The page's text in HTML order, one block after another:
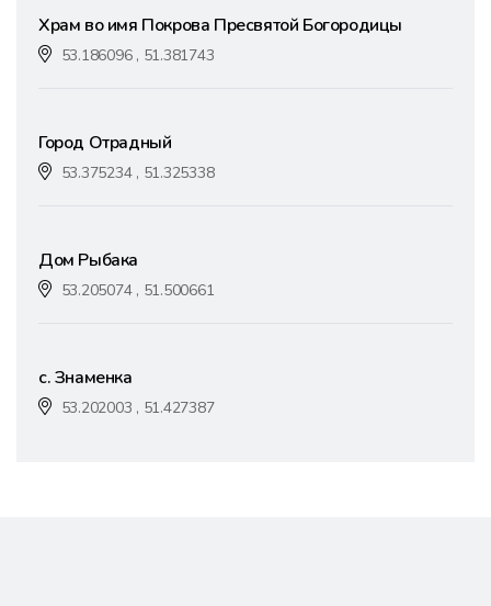
Храм во имя Покрова Пресвятой Богородицы
53.186096 , 51.381743
Город Отрадный
53.375234 , 51.325338
Дом Рыбака
53.205074 , 51.500661
с. Знаменка
53.202003 , 51.427387